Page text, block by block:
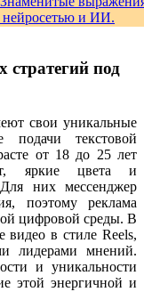
стратегий под
свои уникальные
текстовой
от 18 до 25 лет
яркие цвета и
Для них мессенджер
поэтому реклама
цифровой среды. В
видео в стиле Reels,
лидерами мнений.
и уникальности
этой энергичной и